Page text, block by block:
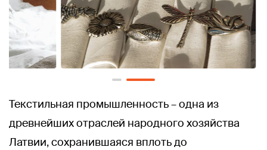
Текстильная промышленность – одна из
древнейших отраслей народного хозяйства
Латвии, сохранившаяся вплоть до